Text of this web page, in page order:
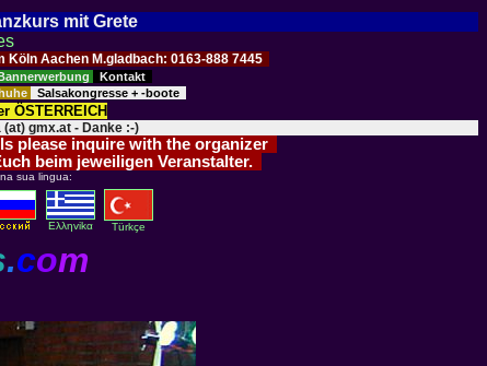
mit Grete
Aachen M.gladbach: 0163-888 7445
Kontakt
Salsakongresse + -boote
ÖSTERREICH
gmx.at - Danke :-)
please inquire with the organizer
beim jeweiligen Veranstalter.
sua lingua:
Eλληvikα Türkçe
.com